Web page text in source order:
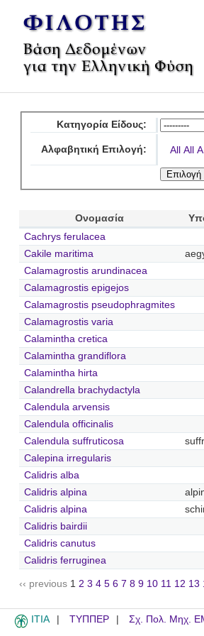
Κατηγορία Είδους:
Αλφαβητική Επιλογή: All All A
Ονομασία
Cachrys ferulacea
Cakile maritima
Calamagrostis arundinacea
Calamagrostis epigejos
Calamagrostis pseudophragmites
Calamagrostis varia
Calamintha cretica
Calamintha grandiflora
Calamintha hirta
Calandrella brachydactyla
Calendula arvensis
Calendula officinalis
Calendula suffruticosa
Calepina irregularis
Calidris alba
Calidris alpina
Calidris alpina
Calidris bairdii
Calidris canutus
Calidris ferruginea
‹‹ previous 1 2 3 4 5 6 7 8 9 10 11 12 13
ITIA ΤΥΠΠΕΡ Σχ. Πολ. Μηχ.